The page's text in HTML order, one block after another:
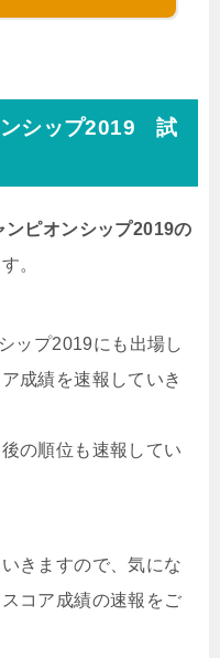
ンシップ2019 試
ピオンシップ2019の
。
ップ2019にも出場し
成績を速報していき
の順位も速報してい
きますので、気にな
コア成績の速報をご